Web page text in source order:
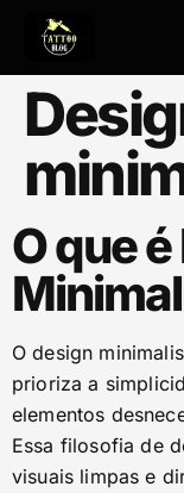
O que
O design
prioriza a
elementos
Essa filosofia de
visuais limpas e